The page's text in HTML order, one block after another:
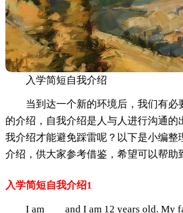
入学简短自我介绍
当到达一个新的环境后，我们有必
的介绍，自我介绍是人与人进行沟通的
我介绍才能避免踩雷呢？以下是小编整
介绍，供大家参考借鉴，希望可以帮助
入学简短自我介绍1
I am ___ and I am 12 years old. My